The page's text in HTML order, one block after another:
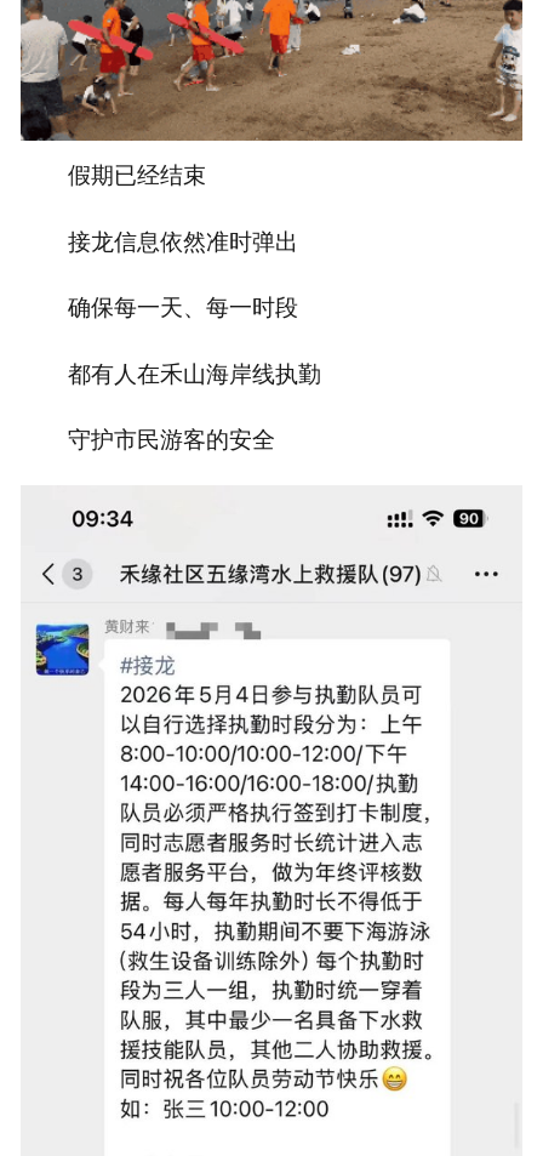
假期已经结束
接龙信息依然准时弹出
确保每一天、每一时段
都有人在禾山海岸线执勤
守护市民游客的安全